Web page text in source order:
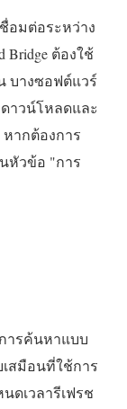
อมต่อระหว่าง
Bridge ต้องใช้
บางซอฟต์แวร์
าวน์โหลดและ
ากต้องการ
หัวข้อ "การ
ารค้นหาแบบ
สมือนที่ใช้การ
ดเวลารีเฟรช